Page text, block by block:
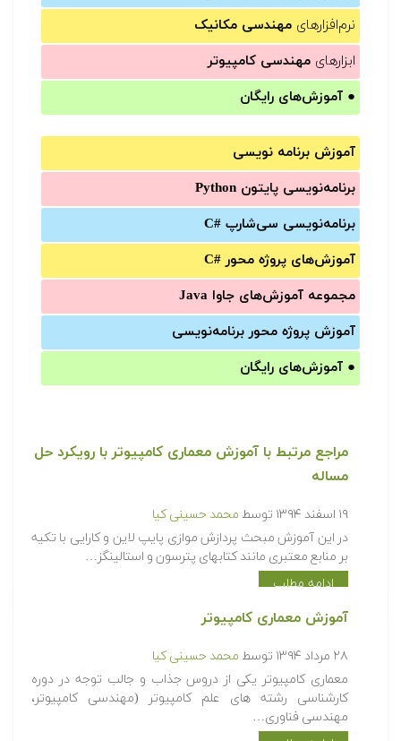
نرم‌افزارهای مهندسی مکانیک
ابزارهای مهندسی کامپیوتر
● آموزش‌های رایگان
آموزش برنامه نویسی
برنامه‌نویسی پایتون Python
برنامه‌‌نویسی سی‌شارپ C#‎
آموزش‌های پروژه محور #C
مجموعه آموزش‌های جاوا Java
آموزش‌ پروژه محور برنامه‌نویسی
● آموزش‌های رایگان
مراجع مرتبط با آموزش معماری کامپیوتر با رویکرد حل
مساله‎
۱۹ اسفند ۱۳۹۴ توسط محمد حسینی کیا
در این آموزش مبحث پردازش موازی پایپ لاین و کارایی با تکیه
بر منابع معتبری مانند کتابهای پترسون و استالینگز…
ادامه مطلب
آموزش معماری کامپیوتر
۲۸ مرداد ۱۳۹۴ توسط محمد حسینی کیا
معماری کامپیوتر یکی از دروس جذاب و جالب توجه در دوره
کارشناسی رشته های علم کامپیوتر (مهندسی کامپیوتر،
مهندسی فناوری…